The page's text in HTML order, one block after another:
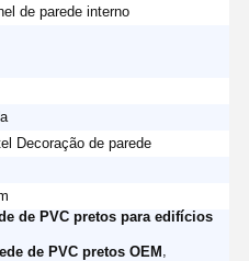
de parede interno
Decoração de parede
de PVC pretos para edifícios
de PVC pretos OEM